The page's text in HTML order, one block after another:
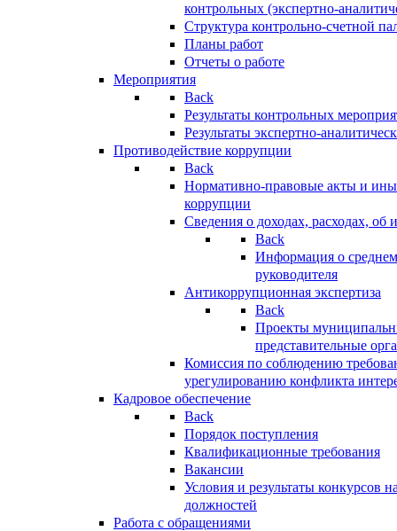
контрольных (экспертно-
Структура контрольно-счетной
Планы работ
Отчеты о работе
Мероприятия
Back
Результаты контрольных
Результаты экспертно-
Противодействие коррупции
Back
Нормативно-правовые акты и
коррупции
Сведения о доходах, расходах, об
Back
Информация о
руководителя
Антикоррупционная экспертиза
Back
Проекты
представительные
Комиссия по соблюдению
урегулированию конфликта
Кадровое обеспечение
Back
Порядок поступления
Квалификационные требования
Вакансии
Условия и результаты конкурсов
должностей
Работа с обращениями